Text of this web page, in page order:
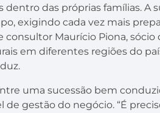
das próprias famílias. A
exigindo cada vez mais
Maurício Piona, sócio
em diferentes regiões do
uma sucessão bem
gestão do negócio. “É